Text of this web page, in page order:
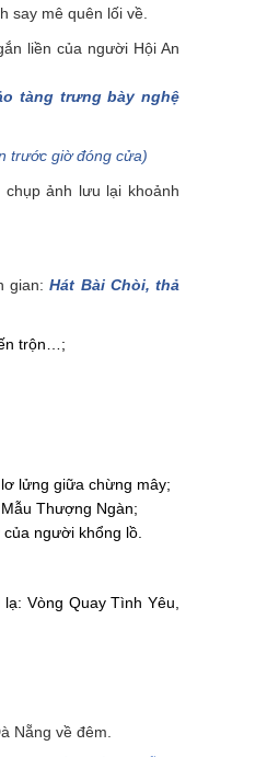
say mê quên lối về.
liền của người Hội An
tàng trưng bày nghệ
trước giờ đóng cửa)
ảnh lưu lại khoảnh
gian:Hát Bài Chòi, thả
trộn…;
lửng giữa chừng mây;
Thượng Ngàn;
người khổng lồ.
Vòng Quay Tình Yêu,
Nẵng về đêm.